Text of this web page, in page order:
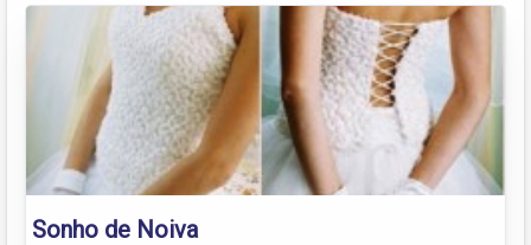
Sonho de Noiva